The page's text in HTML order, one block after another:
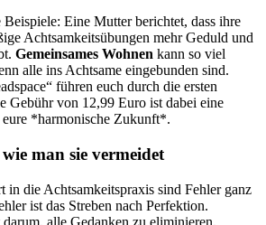
Eine Mutter berichtet, dass ihre
Achtsamkeitsübungen mehr Geduld und
Gemeinsames Wohnen kann so viel
alle ins Achtsame eingebunden sind.
führen euch durch die ersten
Gebühr von 12,99 Euro ist dabei eine
*harmonische Zukunft*.
man sie vermeidet
in die Achtsamkeitspraxis sind Fehler ganz
ist das Streben nach Perfektion.
alle Gedanken zu eliminieren,